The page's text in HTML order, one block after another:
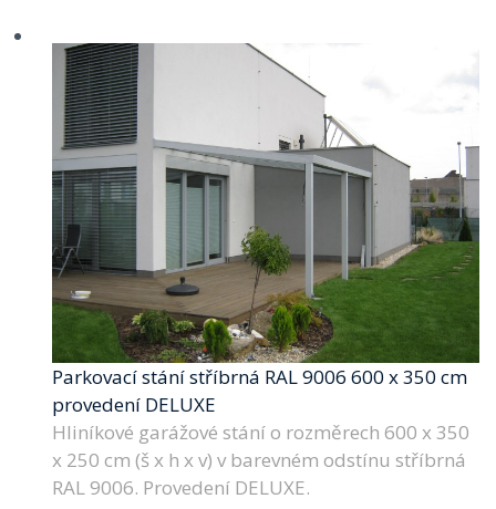
Parkovací stání stříbrná RAL 9006 600 x 350 cm
provedení DELUXE
Hliníkové garážové stání o rozměrech 600 x 350
x 250 cm (š x h x v) v barevném odstínu stříbrná
RAL 9006. Provedení DELUXE.